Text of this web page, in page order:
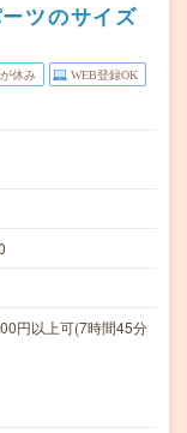
ツのサイズ
休み WEB登録OK
円以上可(7時間45分